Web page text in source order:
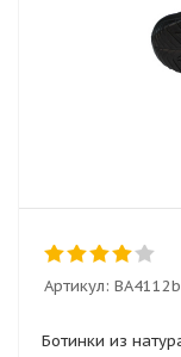
Артикул: ВА4112b
Ботинки из